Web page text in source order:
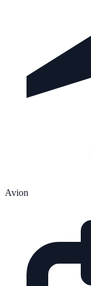
Avion